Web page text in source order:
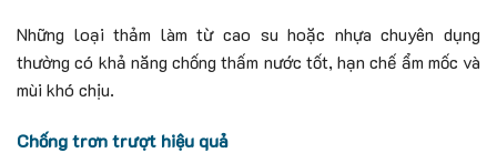
Những loại thảm làm từ cao su hoặc nhựa chuyên dụng
thường có khả năng chống thấm nước tốt, hạn chế ẩm mốc và
mùi khó chịu.
Chống trơn trượt hiệu quả